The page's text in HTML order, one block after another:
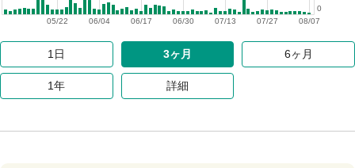
08/07
07/27
07/13
06/30
06/17
06/04
05/22
0
1日 3ヶ月 6ヶ月
1年 詳細